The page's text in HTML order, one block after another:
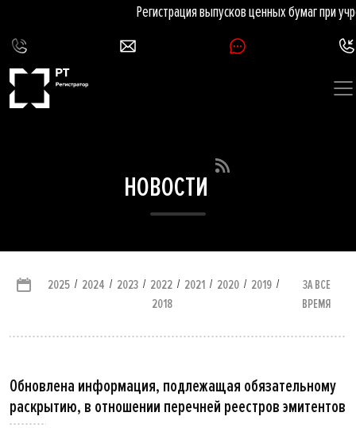
Регистрация выпусков ценных бумаг при
НОВОСТИ
2025 / 2024 / 2023 / 2022 / 2021 / 2020 / 2019 /
2018
ЗА ВСЕ
ВРЕМЯ
Обновлена информация, подлежащая обязательному
раскрытию, в отношении перечней реестров эмитентов